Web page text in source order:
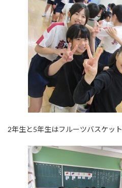
2年生と5年生はフルーツバスケット